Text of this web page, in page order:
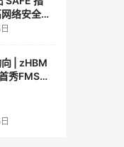
络安全透
| zHBM
秀FMS
盘的魅力